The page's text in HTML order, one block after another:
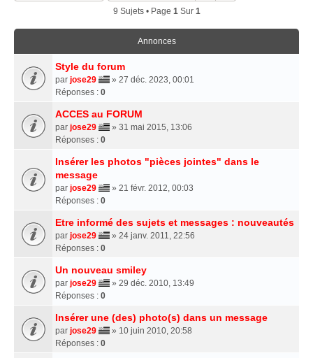
9 Sujets • Page 1 Sur 1
Annonces
Style du forum
par jose29
» 27 déc. 2023, 00:01
Réponses : 0
ACCES au FORUM
par jose29
» 31 mai 2015, 13:06
Réponses : 0
Insérer les photos "pièces jointes" dans le
message
par jose29
» 21 févr. 2012, 00:03
Réponses : 0
Etre informé des sujets et messages : nouveautés
par jose29
» 24 janv. 2011, 22:56
Réponses : 0
Un nouveau smiley
par jose29
» 29 déc. 2010, 13:49
Réponses : 0
Insérer une (des) photo(s) dans un message
par jose29
» 10 juin 2010, 20:58
Réponses : 0